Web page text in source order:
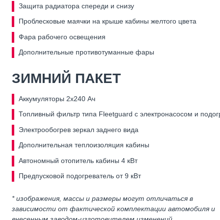
Защита радиатора спереди и снизу
Проблесковые маячки на крыше кабины желтого цвета
Фара рабочего освещения
Дополнительные противотуманные фары
ЗИМНИЙ ПАКЕТ
Аккумуляторы 2х240 Ач
Топливный фильтр типа Fleetguard с электронасосом и
Электрообогрев зеркал заднего вида
Дополнительная теплоизоляция кабины
Автономный отопитель кабины 4 кВт
Предпусковой подогреватель от 9 кВт
* изображения, массы и размеры могут отличаться в
зависимости от фактической комплектации автомобиля и